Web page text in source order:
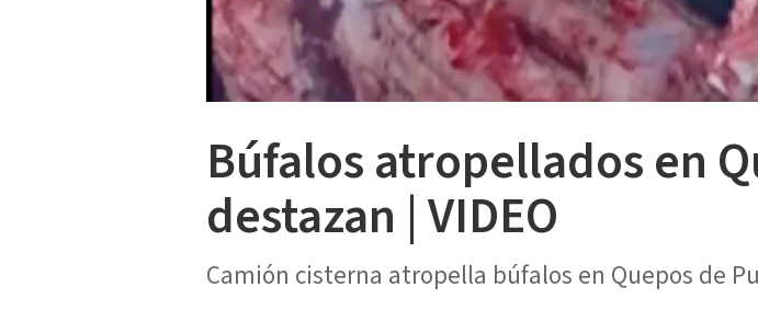
Búfalos atropellados en
destazan | VIDEO
Camión cisterna atropella búfalos en Quepos de